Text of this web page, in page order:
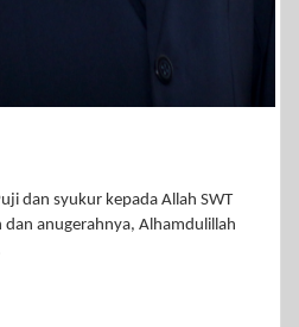
dan syukur kepada Allah SWT
anugerahnya, Alhamdulillah